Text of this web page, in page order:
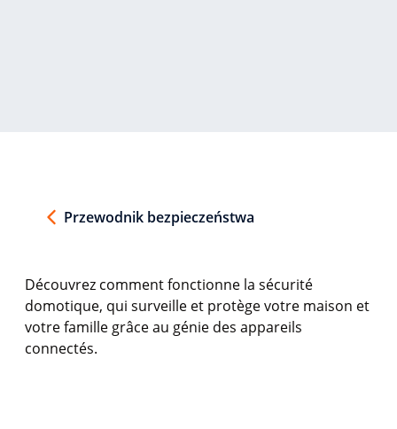
Przewodnik bezpieczeństwa
Découvrez comment fonctionne la sécurité
domotique, qui surveille et protège votre maison et
votre famille grâce au génie des appareils
connectés.